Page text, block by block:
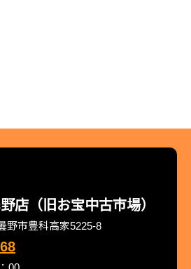
店（旧お宝中古市場）
野市豊科高家5225-8